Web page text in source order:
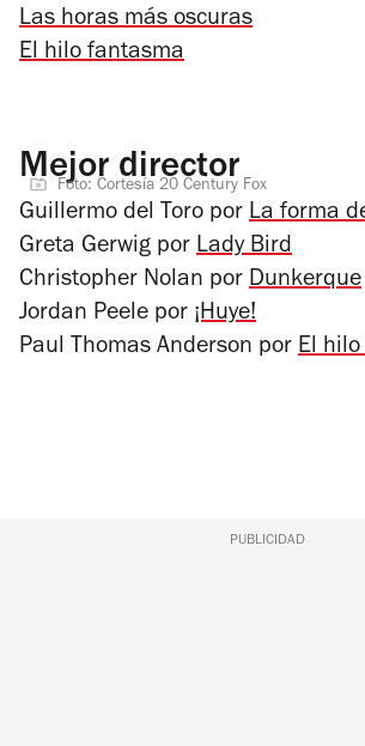
Las horas más oscuras
El hilo fantasma
Mejor director
Foto: Cortesía 20 Century Fox
Guillermo del Toro por La forma
Greta Gerwig por Lady Bird
Christopher Nolan por Dunkerque
Jordan Peele por ¡Huye!
Paul Thomas Anderson por El
PUBLICIDAD